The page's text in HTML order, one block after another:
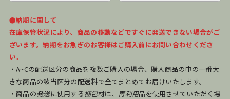
●納期に関して
在庫保管状況により、商品の移動などですぐに発送できない場合がご
ざいます。納期をお急ぎのお客様はご購入前にお問い合わせくださ
い。
・A~Cの配送区分の商品を複数ご購入の場合、購入商品の中の一番大
きな商品の該当区分の配送料で全てまとめてお届けいたします。
・商品の発送に使用する梱包材は、 再利用品を使用させていただく場